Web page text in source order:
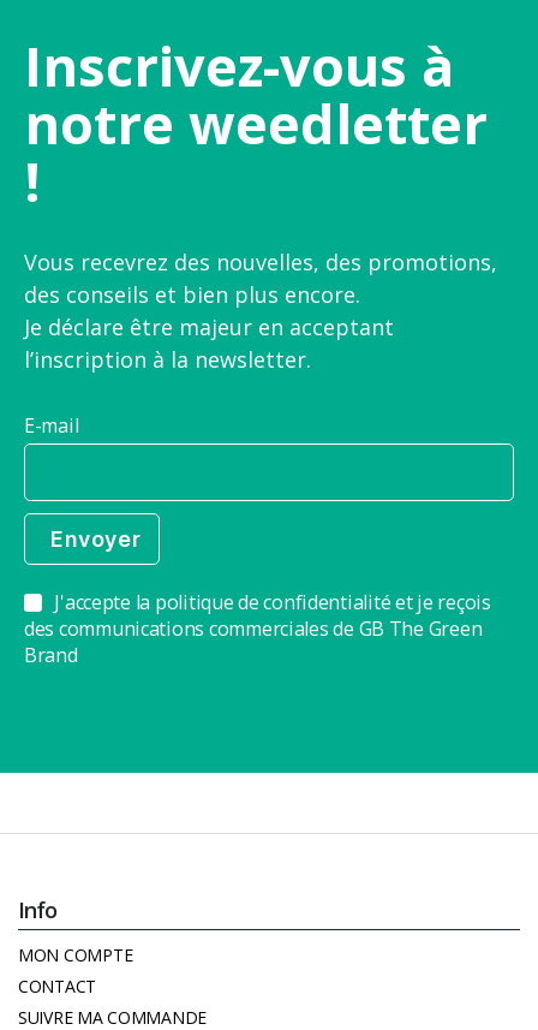
Inscrivez-vous à
notre weedletter
!
Vous recevrez des nouvelles, des promotions,
des conseils et bien plus encore.
Je déclare être majeur en acceptant
l’inscription à la newsletter.
E-mail
J'accepte la politique de confidentialité et je reçois
des communications commerciales de GB The Green
Brand
Info
MON COMPTE
CONTACT
SUIVRE MA COMMANDE